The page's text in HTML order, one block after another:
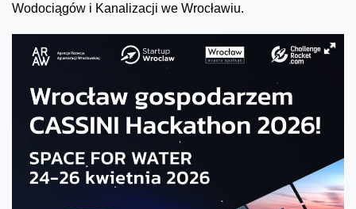
Wodociągów i Kanalizacji we Wrocławiu.